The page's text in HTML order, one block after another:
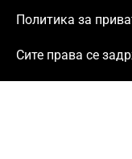
Политика за
Сите права се